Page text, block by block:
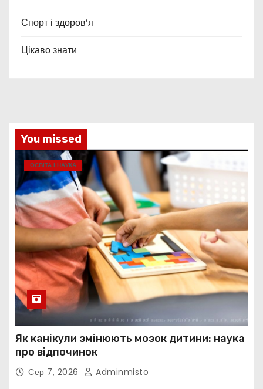
Спорт і здоров’я
Цікаво знати
You missed
ОСВІТА І НАУКА
Як канікули змінюють мозок дитини: наука
про відпочинок
Сер 7, 2026 Adminmisto